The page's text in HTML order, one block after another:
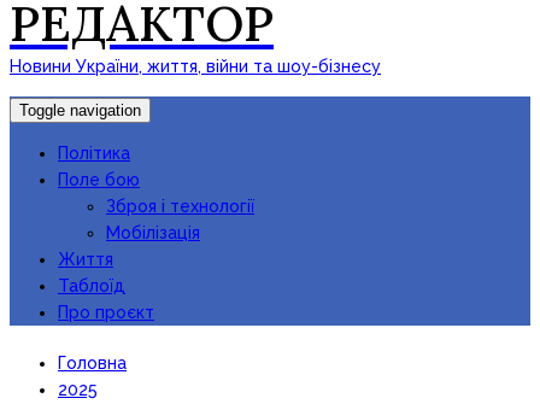
РЕДАКТОР
Новини України, життя, війни та шоу-бізнесу
Toggle navigation
Політика
Поле бою
Зброя і технології
Мобілізація
Життя
Таблоїд
Про проєкт
Головна
2025